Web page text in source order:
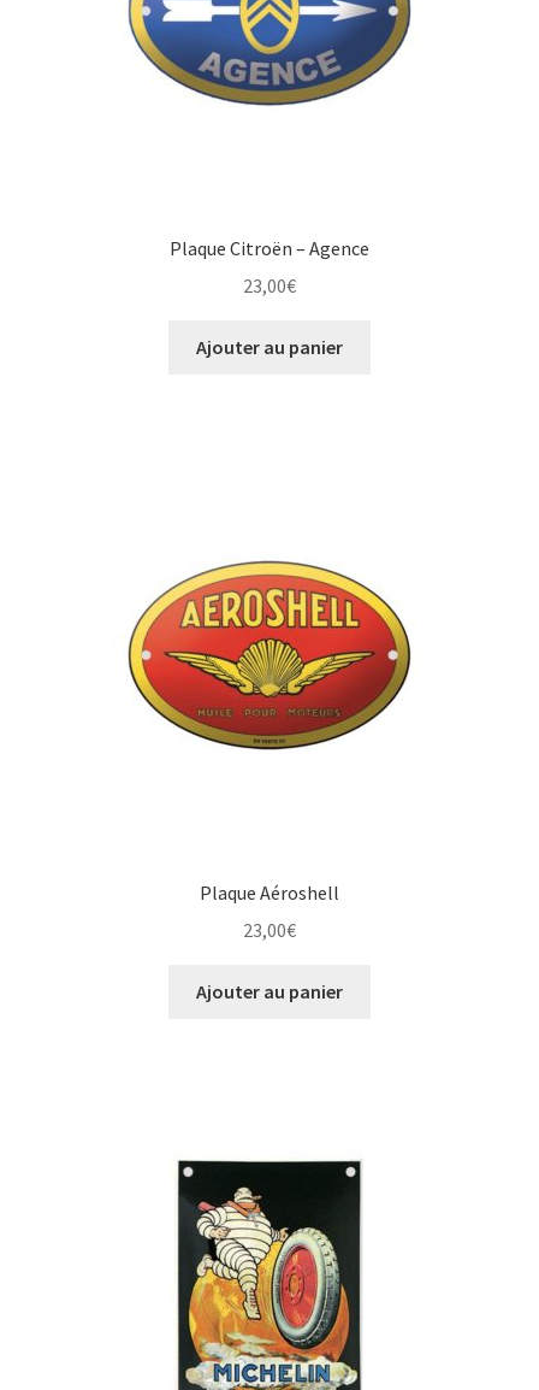
Plaque Citroën – Agence
23,00€
Ajouter au panier
Plaque Aéroshell
23,00€
Ajouter au panier